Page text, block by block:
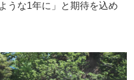
うな1年に」と期待を込め